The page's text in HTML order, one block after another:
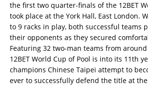
the first two quarter-finals of the 12BET
took place at the York Hall, East London.
to 9 racks in play, both successful teams
their opponents as they secured
Featuring 32 two-man teams from
12BET World Cup of Pool is into its 11th
champions Chinese Taipei attempt to
ever to successfully defend the title at the